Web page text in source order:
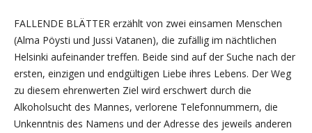
FALLENDE BLÄTTER erzählt von zwei einsamen Menschen
(Alma Pöysti und Jussi Vatanen), die zufällig im nächtlichen
Helsinki aufeinander treffen. Beide sind auf der Suche nach der
ersten, einzigen und endgültigen Liebe ihres Lebens. Der Weg
zu diesem ehrenwerten Ziel wird erschwert durch die
Alkoholsucht des Mannes, verlorene Telefonnummern, die
Unkenntnis des Namens und der Adresse des jeweils anderen